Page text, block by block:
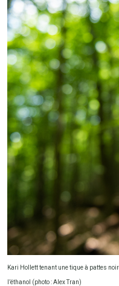
Kari Hollett tenant une tique à pattes
l’éthanol (photo : Alex Tran)